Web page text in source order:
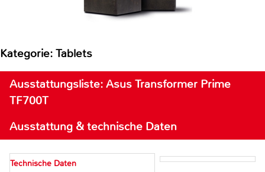
Kategorie: Tablets
Ausstattungsliste: Asus Transformer Prime
TF700T
Ausstattung & technische Daten
Technische Daten